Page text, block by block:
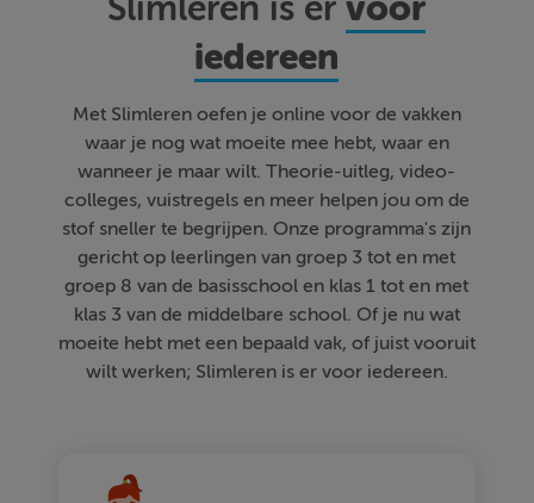
iedereen
Met Slimleren oefen je online voor de vakken
waar je nog wat moeite mee hebt, waar en
wanneer je maar wilt. Theorie-uitleg, video-
colleges, vuistregels en meer helpen jou om de
stof sneller te begrijpen. Onze programma's zijn
gericht op leerlingen van groep 3 tot en met
groep 8 van de basisschool en klas 1 tot en met
klas 3 van de middelbare school. Of je nu wat
moeite hebt met een bepaald vak, of juist vooruit
wilt werken; Slimleren is er voor iedereen.